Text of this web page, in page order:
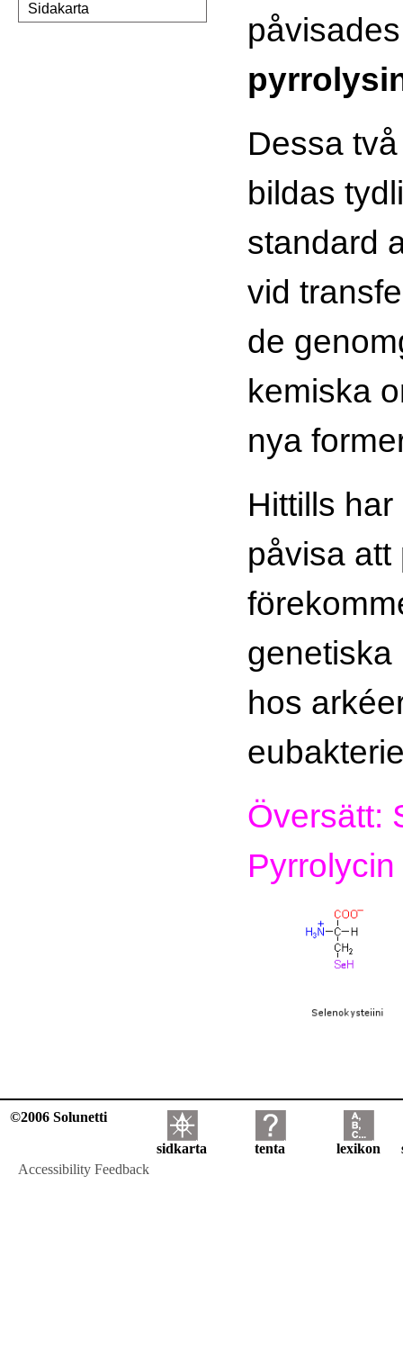
Sidakarta
Dessa
bildas
standard
vid
de
kemiska
nya
Hittills
påvisa att
genetiska
hos
Översätt:
Pyrrolycin
©2006 Solunetti
sidkarta tenta lexikon
Accessibility Feedback